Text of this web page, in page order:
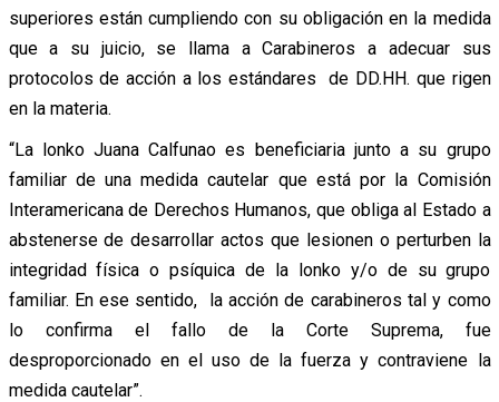
superiores están cumpliendo con su obligación en la medida
que a su juicio, se llama a Carabineros a adecuar sus
protocolos de acción a los estándares de DD.HH. que rigen
en la materia.
“La lonko Juana Calfunao es beneficiaria junto a su grupo
familiar de una medida cautelar que está por la Comisión
Interamericana de Derechos Humanos, que obliga al Estado a
abstenerse de desarrollar actos que lesionen o perturben la
integridad física o psíquica de la lonko y/o de su grupo
familiar. En ese sentido, la acción de carabineros tal y como
lo confirma el fallo de la Corte Suprema, fue
desproporcionado en el uso de la fuerza y contraviene la
medida cautelar”.